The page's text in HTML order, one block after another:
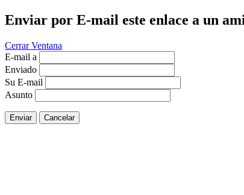
Enviar por E-mail este enlace a un
Cerrar Ventana
E-mail a
Enviado
Su E-mail
Asunto
Enviar Cancelar